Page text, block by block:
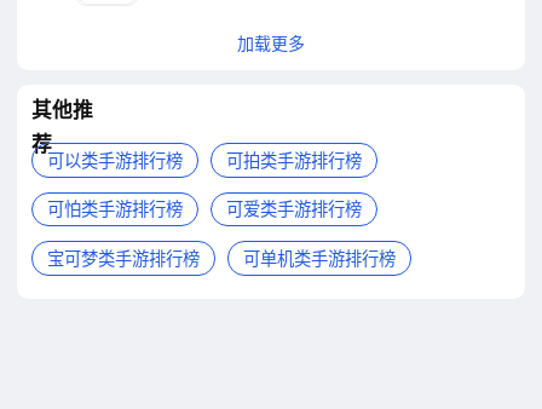
加载更多
其他推
荐
可以类手游排行榜 可拍类手游排行榜
可怕类手游排行榜 可爱类手游排行榜
宝可梦类手游排行榜 可单机类手游排行榜